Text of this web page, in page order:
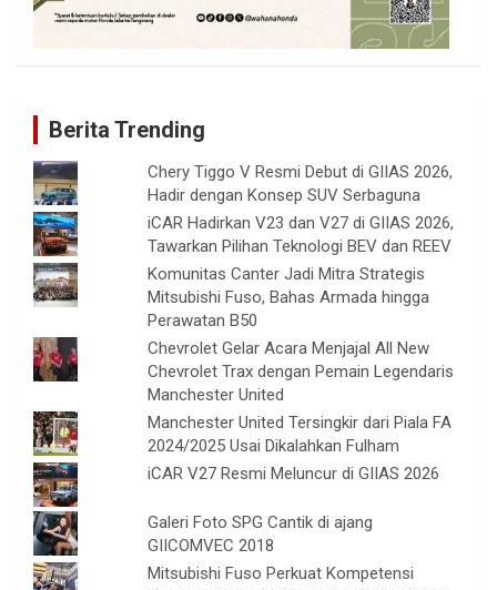
Berita Trending
Chery Tiggo V Resmi Debut di GIIAS 2026,
Hadir dengan Konsep SUV Serbaguna
iCAR Hadirkan V23 dan V27 di GIIAS 2026,
Tawarkan Pilihan Teknologi BEV dan REEV
Komunitas Canter Jadi Mitra Strategis
Mitsubishi Fuso, Bahas Armada hingga
Perawatan B50
Chevrolet Gelar Acara Menjajal All New
Chevrolet Trax dengan Pemain Legendaris
Manchester United
Manchester United Tersingkir dari Piala FA
2024/2025 Usai Dikalahkan Fulham
iCAR V27 Resmi Meluncur di GIIAS 2026
Galeri Foto SPG Cantik di ajang
GIICOMVEC 2018
Mitsubishi Fuso Perkuat Kompetensi